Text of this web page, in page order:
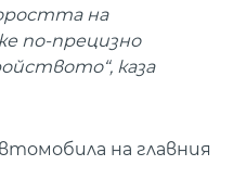
на
по-прецизно
каза
на главния